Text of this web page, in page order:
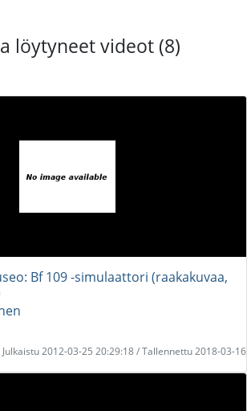
löytyneet videot (8)
Bf 109 -simulaattori (raakakuvaa,
Julkaistu 2012-03-25 20:29:18 / Tallennettu 2018-03-16